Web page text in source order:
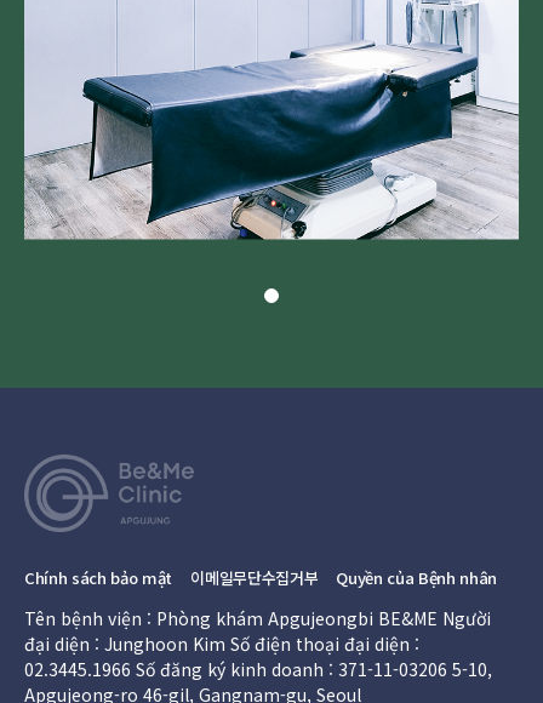
Chính sách bảo mật 이메일무단수집거부 Quyền của Bệnh nhân
Tên bệnh viện : Phòng khám Apgujeongbi BE&ME Người
đại diện : Junghoon Kim Số điện thoại đại diện :
02.3445.1966 Số đăng ký kinh doanh : 371-11-03206 5-10,
Apgujeong-ro 46-gil, Gangnam-gu, Seoul